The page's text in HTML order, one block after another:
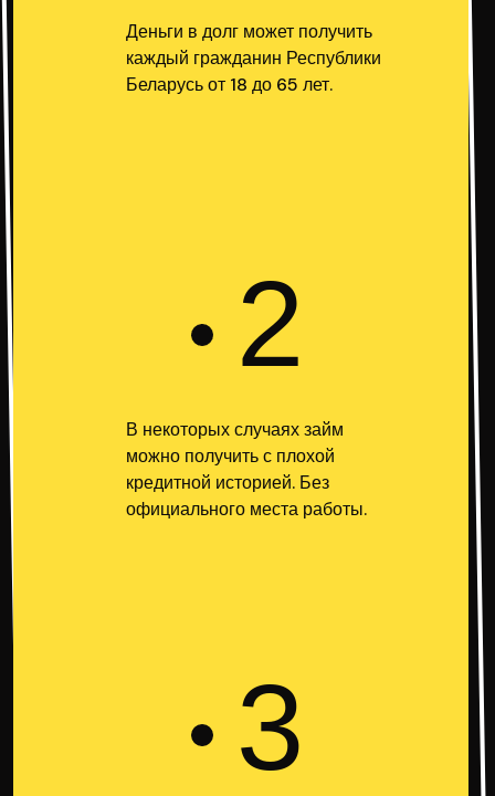
Деньги в долг может получить
каждый гражданин Республики
Беларусь от 18 до 65 лет.
2
В некоторых случаях займ
можно получить с плохой
кредитной историей. Без
официального места работы.
3